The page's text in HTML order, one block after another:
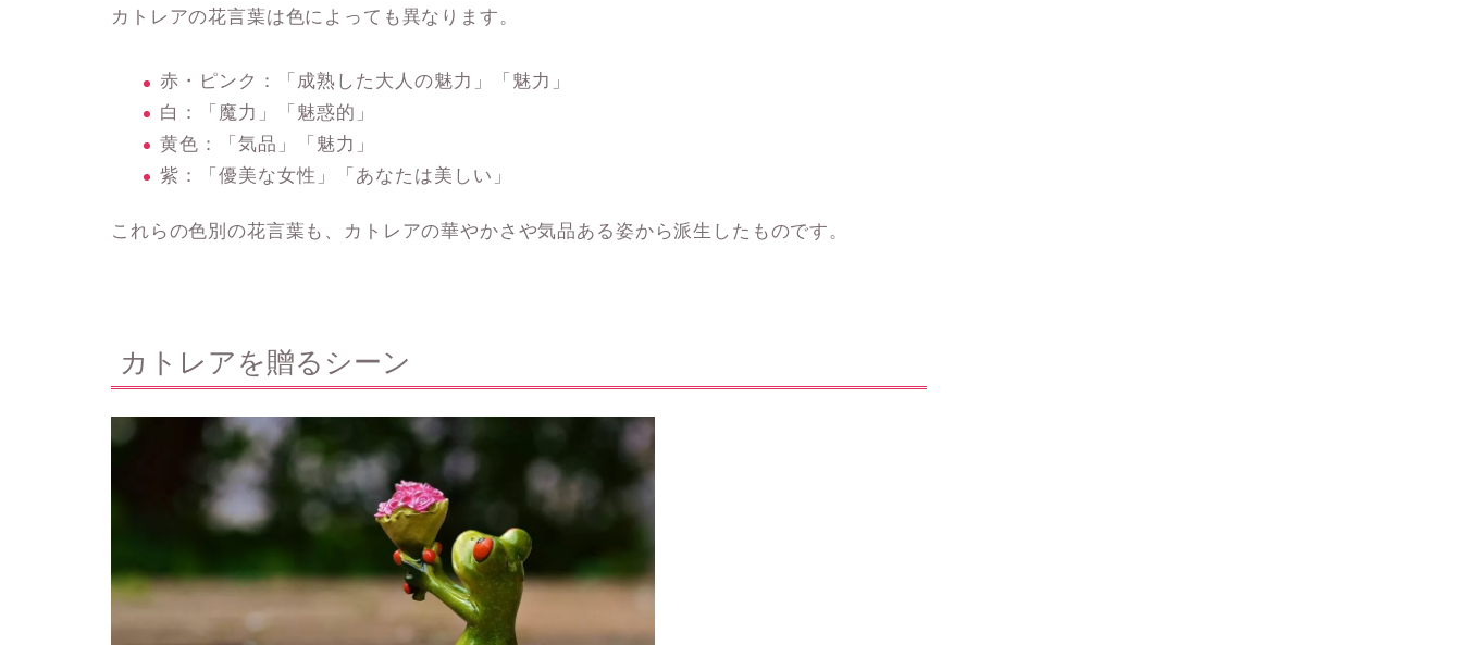
カトレアの花言葉は色によっても異なります。
赤・ピンク ：「成熟した大人の魅力」「魅力」
白 ：「魔力」「魅惑的」
黄色 ：「気品」「魅力」
紫 ：「優美な女性」「あなたは美しい」
これらの色別の花言葉も、カトレアの華やかさや気品ある姿から派生したものです。
カトレアを贈るシーン